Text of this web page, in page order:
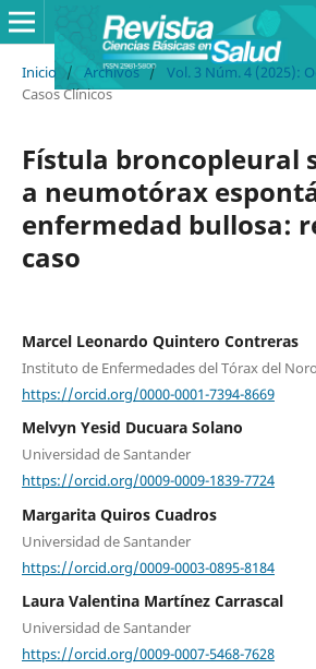
Inicio / Archivos / Vol. 3 Núm. 4 (2025):
Casos Clínicos
Fístula broncopleural
a neumotórax
enfermedad bullosa:
caso
Marcel Leonardo Quintero Contreras
Instituto de Enfermedades del Tórax del
https://orcid.org/0000-0001-7394-8669
Melvyn Yesid Ducuara Solano
Universidad de Santander
https://orcid.org/0009-0009-1839-7724
Margarita Quiros Cuadros
Universidad de Santander
https://orcid.org/0009-0003-0895-8184
Laura Valentina Martínez Carrascal
Universidad de Santander
https://orcid.org/0009-0007-5468-7628